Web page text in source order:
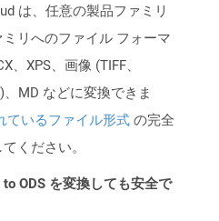
は、任意の製品ファミリ
リへのファイル フォーマ
、XPS、画像 (TIFF、
、MD などに変換できま
ているファイル形式 の完全
ください。
to ODS を変換しても安全で